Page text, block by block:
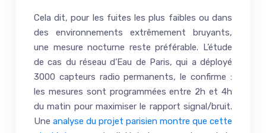
Cela dit, pour les fuites les plus faibles ou dans
des environnements extrêmement bruyants,
une mesure nocturne reste préférable. L’étude
de cas du réseau d’Eau de Paris, qui a déployé
3000 capteurs radio permanents, le confirme :
les mesures sont programmées entre 2h et 4h
du matin pour maximiser le rapport signal/bruit.
Une analyse du projet parisien montre que cette